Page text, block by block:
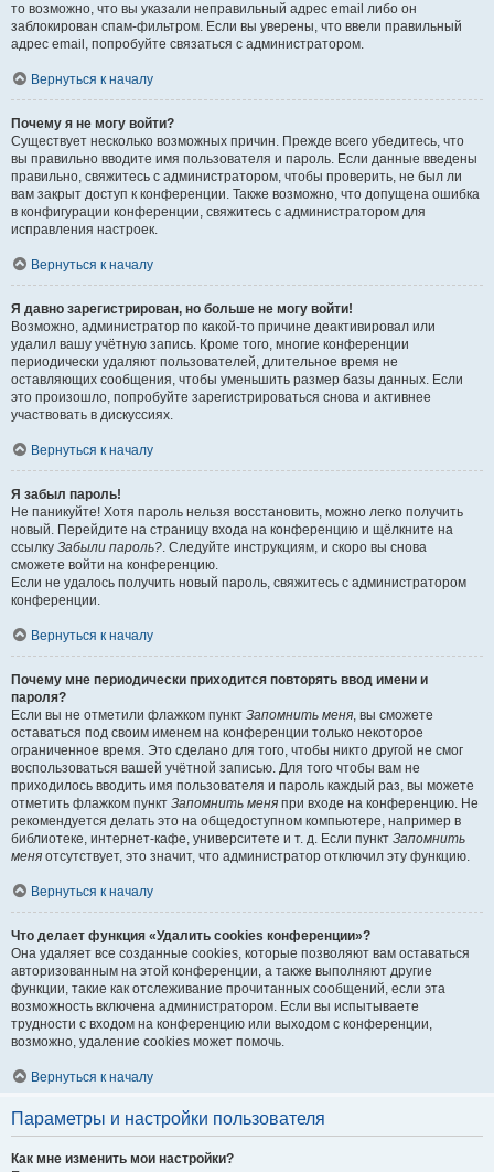
то возможно, что вы указали неправильный адрес email либо он
заблокирован спам-фильтром. Если вы уверены, что ввели правильный
адрес email, попробуйте связаться с администратором.
Вернуться к началу
Почему я не могу войти?
Существует несколько возможных причин. Прежде всего убедитесь, что
вы правильно вводите имя пользователя и пароль. Если данные введены
правильно, свяжитесь с администратором, чтобы проверить, не был ли
вам закрыт доступ к конференции. Также возможно, что допущена ошибка
в конфигурации конференции, свяжитесь с администратором для
исправления настроек.
Вернуться к началу
Я давно зарегистрирован, но больше не могу войти!
Возможно, администратор по какой-то причине деактивировал или
удалил вашу учётную запись. Кроме того, многие конференции
периодически удаляют пользователей, длительное время не
оставляющих сообщения, чтобы уменьшить размер базы данных. Если
это произошло, попробуйте зарегистрироваться снова и активнее
участвовать в дискуссиях.
Вернуться к началу
Я забыл пароль!
Не паникуйте! Хотя пароль нельзя восстановить, можно легко получить
новый. Перейдите на страницу входа на конференцию и щёлкните на
ссылку Забыли пароль?. Следуйте инструкциям, и скоро вы снова
сможете войти на конференцию.
Если не удалось получить новый пароль, свяжитесь с администратором
конференции.
Вернуться к началу
Почему мне периодически приходится повторять ввод имени и
пароля?
Если вы не отметили флажком пункт Запомнить меня, вы сможете
оставаться под своим именем на конференции только некоторое
ограниченное время. Это сделано для того, чтобы никто другой не смог
воспользоваться вашей учётной записью. Для того чтобы вам не
приходилось вводить имя пользователя и пароль каждый раз, вы можете
отметить флажком пункт Запомнить меня при входе на конференцию. Не
рекомендуется делать это на общедоступном компьютере, например в
библиотеке, интернет-кафе, университете и т. д. Если пункт Запомнить
меня отсутствует, это значит, что администратор отключил эту функцию.
Вернуться к началу
Что делает функция «Удалить cookies конференции»?
Она удаляет все созданные cookies, которые позволяют вам оставаться
авторизованным на этой конференции, а также выполняют другие
функции, такие как отслеживание прочитанных сообщений, если эта
возможность включена администратором. Если вы испытываете
трудности с входом на конференцию или выходом с конференции,
возможно, удаление cookies может помочь.
Вернуться к началу
Параметры и настройки пользователя
Как мне изменить мои настройки?